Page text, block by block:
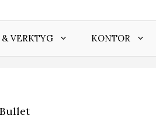
VERKTYG KONTOR